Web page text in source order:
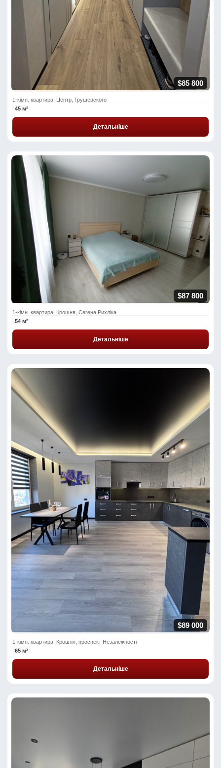
$85 800
1-кімн. квартира, Центр, Грушевского
45 м²
Детальніше
$87 800
1-кімн. квартира, Крошня, Євгена Рихліка
54 м²
Детальніше
$89 000
1-кімн. квартира, Крошня, проспект Незалежності
65 м²
Детальніше